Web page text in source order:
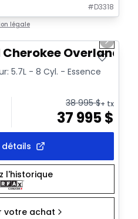
#D3318
légale
Next
Overland
5.7L - 8 Cyl. - Essence
38 995$+ tx
37 995$
détails
l'historique
votre achat